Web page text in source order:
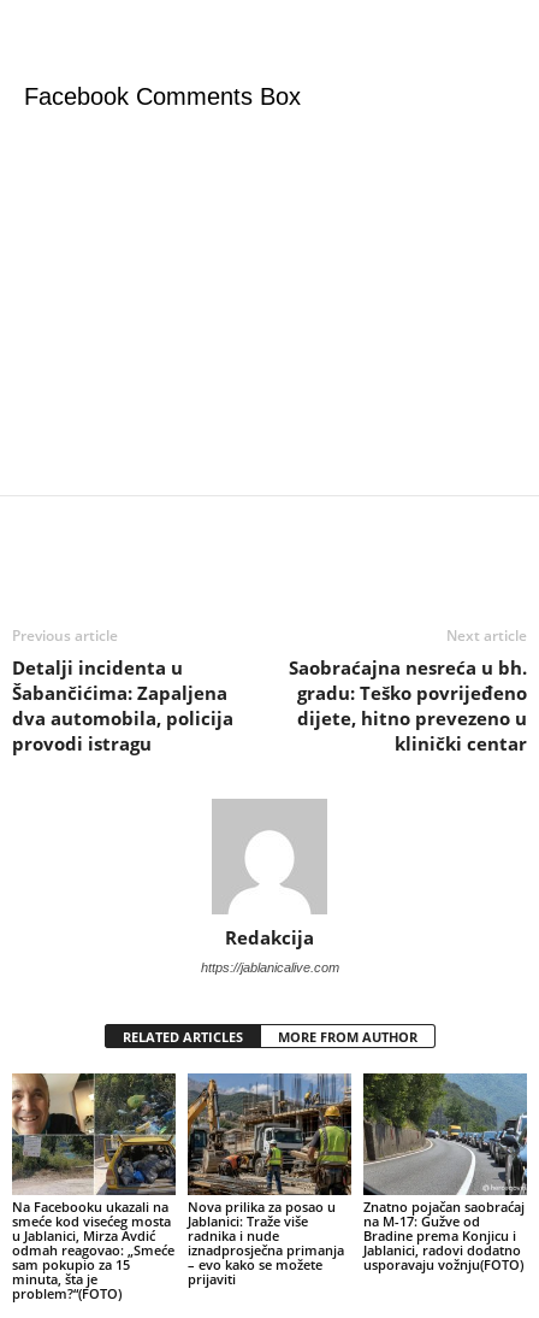
Facebook Comments Box
Previous article
Detalji incidenta u
Šabančićima: Zapaljena
dva automobila, policija
provodi istragu
Next article
Saobraćajna nesreća u bh.
gradu: Teško povrijeđeno
dijete, hitno prevezeno u
klinički centar
Redakcija
https://jablanicalive.com
RELATED ARTICLES MORE FROM AUTHOR
Na Facebooku ukazali na
smeće kod visećeg mosta
u Jablanici, Mirza Avdić
odmah reagovao: „Smeće
sam pokupio za 15
minuta, šta je
problem?“(FOTO)
Nova prilika za posao u
Jablanici: Traže više
radnika i nude
iznadprosječna primanja
– evo kako se možete
prijaviti
Znatno pojačan saobraćaj
na M-17: Gužve od
Bradine prema Konjicu i
Jablanici, radovi dodatno
usporavaju vožnju(FOTO)